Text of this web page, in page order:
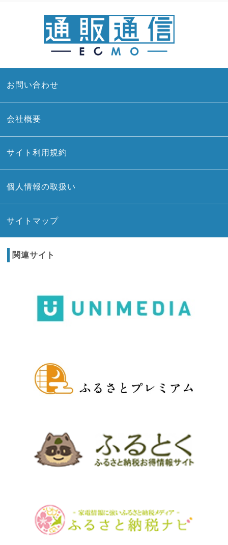
お問い合わせ
会社概要
サイト利用規約
個人情報の取扱い
サイトマップ
関連サイト